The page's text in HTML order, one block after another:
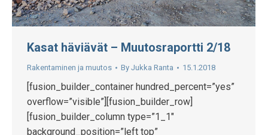
Kasat häviävät – Muutosraportti 2/18
Rakentaminen ja muutos By Jukka Ranta 15.1.2018
[fusion_builder_container hundred_percent=”yes”
overflow=”visible”][fusion_builder_row]
[fusion_builder_column type=”1_1″
background_position=”left top”